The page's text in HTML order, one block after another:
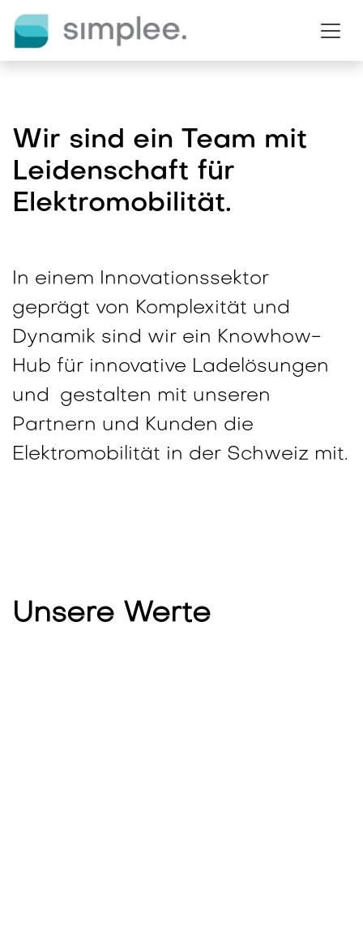
Wir sind ein Team mit
Leidenschaft für
Elektromobilität.
In einem Innovationssektor
geprägt von Komplexität und
Dynamik sind wir ein Knowhow-
Hub für innovative Ladelösungen
und
gestalten mit unseren
Partnern und Kunden die
Elektromobilität in der Schweiz mit.
Unsere Werte